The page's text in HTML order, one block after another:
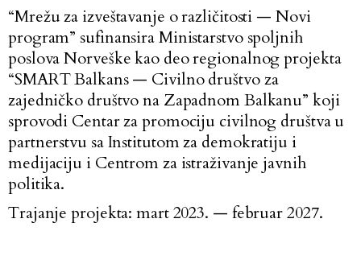
“Mrežu za izveštavanje o različitosti — Novi
program” sufinansira Ministarstvo spoljnih
poslova Norveške kao deo regionalnog projekta
“SMART Balkans — Civilno društvo za
zajedničko društvo na Zapadnom Balkanu” koji
sprovodi Centar za promociju civilnog društva u
partnerstvu sa Institutom za demokratiju i
medijaciju i Centrom za istraživanje javnih
politika.
Trajanje projekta: mart 2023. — februar 2027.